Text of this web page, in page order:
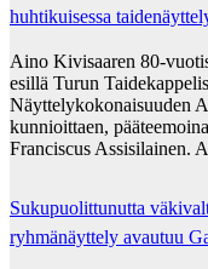
huhtikuisessa
Aino Kivisaaren 80-
esillä Turun
Näyttelykokonaisuuden
kunnioittaen,
Franciscus Assisilainen.
Sukupuolittunutta
ryhmänäyttely avautuu